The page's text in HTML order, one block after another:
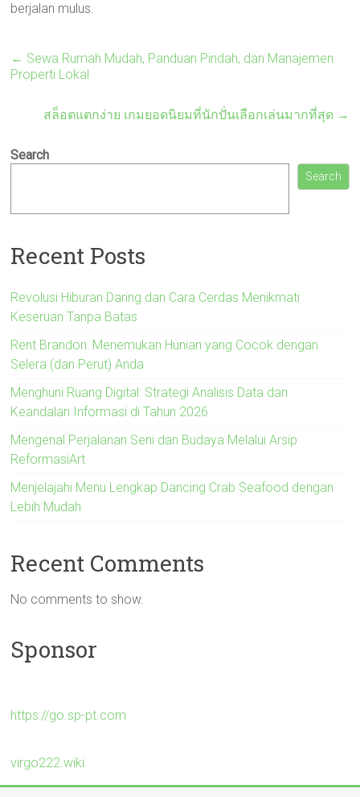
berjalan mulus.
← Sewa Rumah Mudah, Panduan Pindah, dan Manajemen
Properti Lokal
สล็อตแตกง่าย เกมยอดนิยมที่นักปั่นเลือกเล่นมากที่สุด →
Search
Search
Recent Posts
Revolusi Hiburan Daring dan Cara Cerdas Menikmati
Keseruan Tanpa Batas
Rent Brandon: Menemukan Hunian yang Cocok dengan
Selera (dan Perut) Anda
Menghuni Ruang Digital: Strategi Analisis Data dan
Keandalan Informasi di Tahun 2026
Mengenal Perjalanan Seni dan Budaya Melalui Arsip
ReformasiArt
Menjelajahi Menu Lengkap Dancing Crab Seafood dengan
Lebih Mudah
Recent Comments
No comments to show.
Sponsor
https://go.sp-pt.com
virgo222.wiki